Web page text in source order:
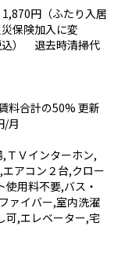
円（ふたり入居
保険加入に変
） 退去時清掃代
料合計の50% 更新
/月
ＴＶインターホン,
アコン２台,クロー
用料不要,バス・
ァイバー,室内洗濯
可,エレベーター,宅